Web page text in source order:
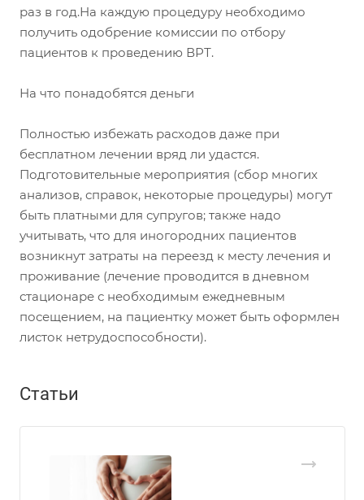
раз в год.На каждую процедуру необходимо
получить одобрение комиссии по отбору
пациентов к проведению ВРТ.
На что понадобятся деньги
Полностью избежать расходов даже при
бесплатном лечении вряд ли удастся.
Подготовительные мероприятия (сбор многих
анализов, справок, некоторые процедуры) могут
быть платными для супругов; также надо
учитывать, что для иногородних пациентов
возникнут затраты на переезд к месту лечения и
проживание (лечение проводится в дневном
стационаре с необходимым ежедневным
посещением, на пациентку может быть оформлен
листок нетрудоспособности).
Статьи